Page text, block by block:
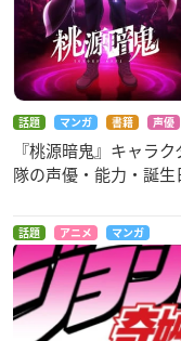
話題 マンガ 書籍 声優
『桃源暗鬼』キャラ
隊の声優・能力・誕生
話題 アニメ マンガ